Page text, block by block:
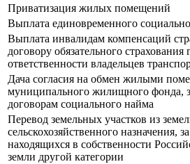
Приватизация жилых помещений
Выплата единовременного
Выплата инвалидам компенсаций
договору обязательного страхования
ответственности владельцев
Дача согласия на обмен жилыми
муниципального жилищного фонда,
договорам социального найма
Перевод земельных участков из
сельскохозяйственного назначения,
находящихся в собственности
земли другой категории